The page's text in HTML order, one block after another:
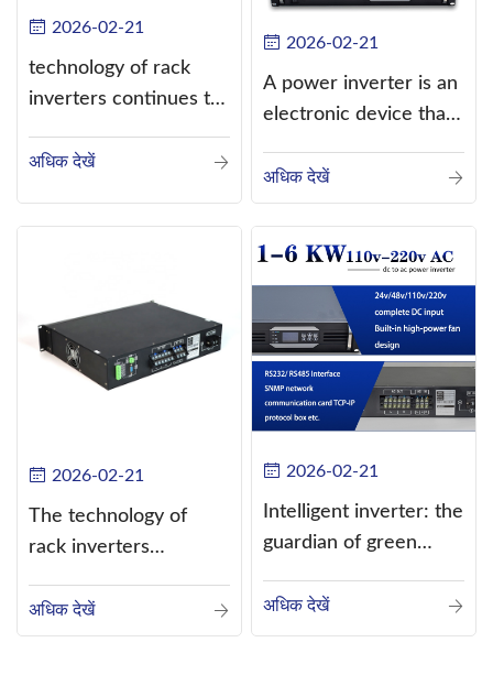
2026-02-21
technology of rack
inverters continues to
अधिक देखें
2026-02-21
A power inverter is an
electronic device that
current (DC) into
alternating current
अधिक देखें
2026-02-21
The technology of
rack inverters
such as the use of
three-CPU control
अधिक देखें
2026-02-21
Intelligent inverter: the
guardian of green
अधिक देखें